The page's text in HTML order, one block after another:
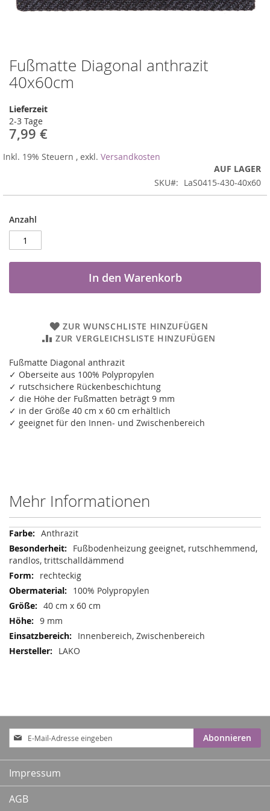
Fußmatte Diagonal anthrazit
40x60cm
Lieferzeit
2-3 Tage
7,99 €
Inkl. 19% Steuern , exkl. Versandkosten
AUF LAGER
SKU
LaS0415-430-40x60
Anzahl
In den Warenkorb
ZUR WUNSCHLISTE HINZUFÜGEN
ZUR VERGLEICHSLISTE HINZUFÜGEN
Fußmatte Diagonal anthrazit
✓ Oberseite aus 100% Polypropylen
✓ rutschsichere Rückenbeschichtung
✓ die Höhe der Fußmatten beträgt 9 mm
✓ in der Größe 40 cm x 60 cm erhältlich
✓ geeignet für den Innen- und Zwischenbereich
Zum
Anfang
der
springen
Mehr Informationen
Mehr
Informationen
Anthrazit
Fußbodenheizung geeignet, rutschhemmend,
randlos, trittschalldämmend
rechteckig
100% Polypropylen
40 cm x 60 cm
9 mm
Innenbereich, Zwischenbereich
LAKO
Anmeldung
zum
Newsletter:
Abonnieren
Impressum
AGB